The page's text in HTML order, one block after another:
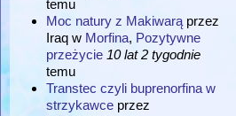
temu
Moc natury z Makiwarą przez
Iraq w Morfina, Pozytywne
przeżycie 10 lat 2 tygodnie
temu
Transtec czyli buprenorfina w
strzykawce przez